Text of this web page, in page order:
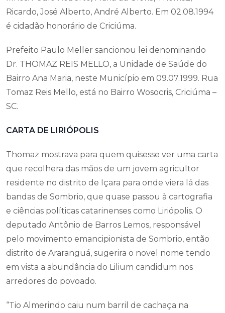
Ricardo, José Alberto, André Alberto. Em 02.08.1994
é cidadão honorário de Criciúma.
Prefeito Paulo Meller sancionou lei denominando
Dr. THOMAZ REIS MELLO, a Unidade de Saúde do
Bairro Ana Maria, neste Município em 09.07.1999. Rua
Tomaz Reis Mello, está no Bairro Wosocris, Criciúma –
SC.
CARTA DE LIRIÓPOLIS
Thomaz mostrava para quem quisesse ver uma carta
que recolhera das mãos de um jovem agricultor
residente no distrito de Içara para onde viera lá das
bandas de Sombrio, que quase passou à cartografia
e ciências políticas catarinenses como Liriópolis. O
deputado Antônio de Barros Lemos, responsável
pelo movimento emancipionista de Sombrio, então
distrito de Araranguá, sugerira o novel nome tendo
em vista a abundância do Lilium candidum nos
arredores do povoado.
“Tio Almerindo caiu num barril de cachaça na